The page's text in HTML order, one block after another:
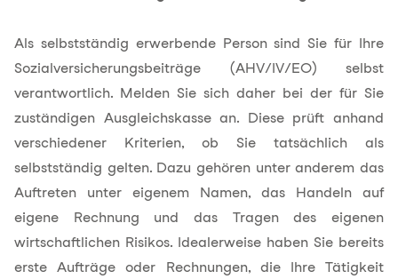
Als selbstständig erwerbende Person sind Sie für Ihre
Sozialversicherungsbeiträge (AHV/IV/EO) selbst
verantwortlich. Melden Sie sich daher bei der für Sie
zuständigen Ausgleichskasse an. Diese prüft anhand
verschiedener Kriterien, ob Sie tatsächlich als
selbstständig gelten. Dazu gehören unter anderem das
Auftreten unter eigenem Namen, das Handeln auf
eigene Rechnung und das Tragen des eigenen
wirtschaftlichen Risikos. Idealerweise haben Sie bereits
erste Aufträge oder Rechnungen, die Ihre Tätigkeit